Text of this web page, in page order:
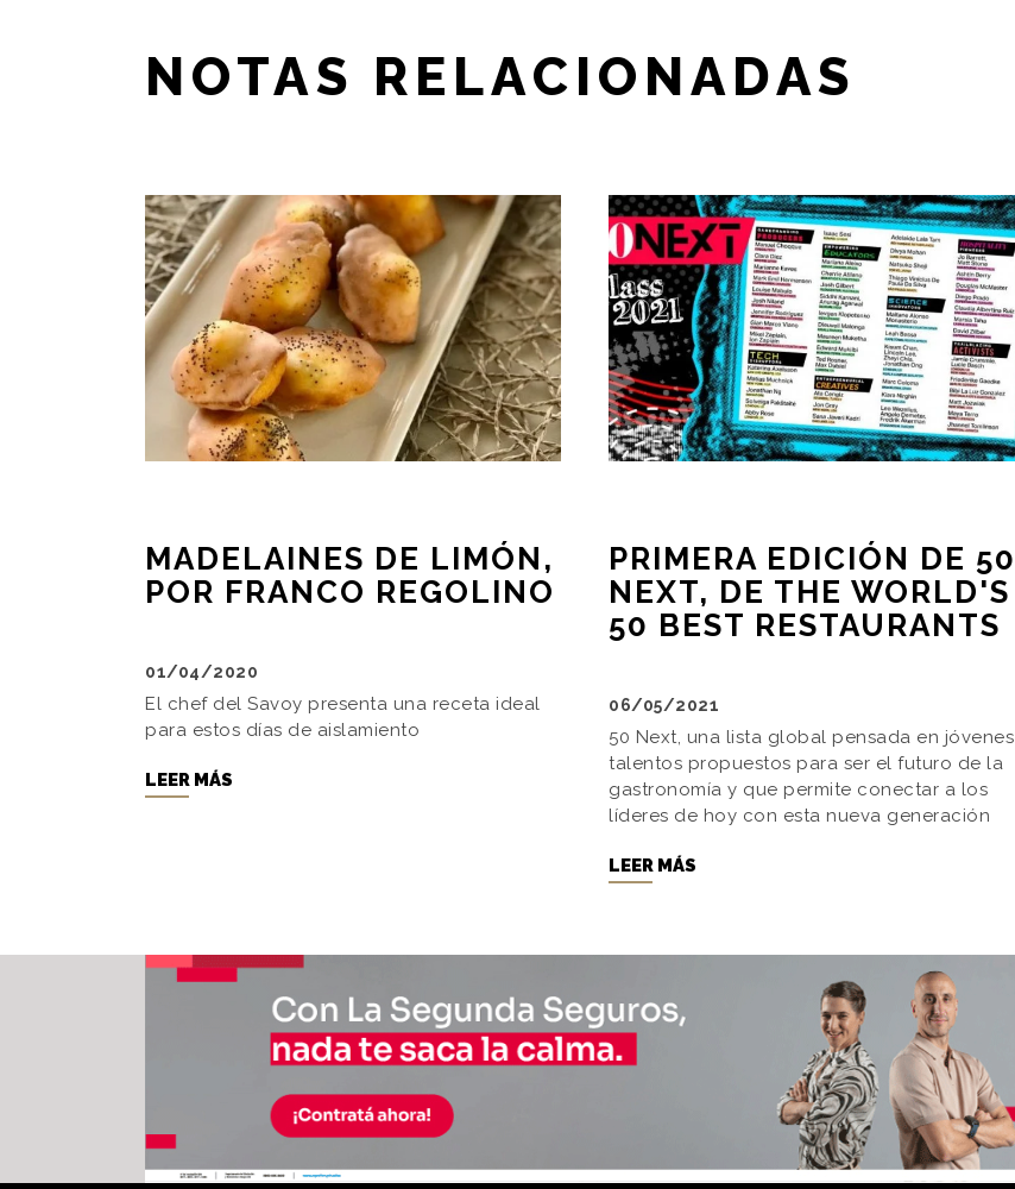
NOTAS RELACIONADAS
MADELAINES DE LIMÓN,
POR FRANCO REGOLINO
01/04/2020
El chef del Savoy presenta una receta ideal
para estos días de aislamiento
LEER MÁS
PRIMERA EDICIÓN DE 50
NEXT, DE THE WORLD'S
50 BEST RESTAURANTS
06/05/2021
50 Next, una lista global pensada en jóvenes
talentos propuestos para ser el futuro de la
gastronomía y que permite conectar a los
líderes de hoy con esta nueva generación
LEER MÁS